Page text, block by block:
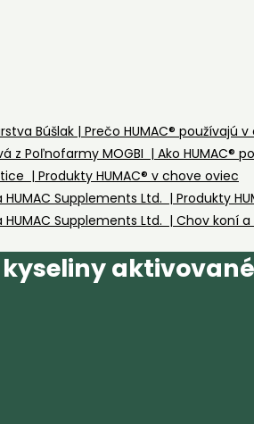
Búšlak | Prečo HUMAC® používajú
z Poľnofarmy MOGBI | Ako HUMAC®
| Produkty HUMAC® v chove oviec
Supplements Ltd. | Produkty
Supplements Ltd. | Chov koní a